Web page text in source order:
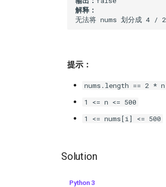
解释：
提示：
nums.length == 2 * n
1 <= n <= 500
1 <= nums[i] <= 500
Solution
Python 3